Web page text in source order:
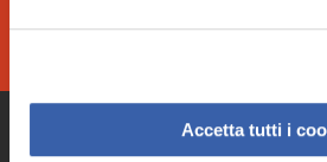
Accetta tutti i